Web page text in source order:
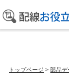
部品デー
トップページ >部品デ